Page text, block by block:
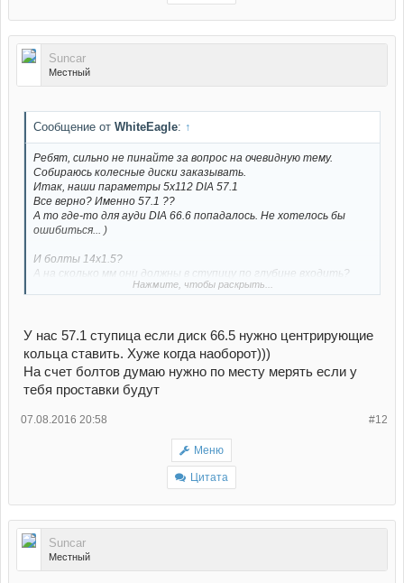
Suncar
Местный
Сообщение от WhiteEagle: ↑
Ребят, сильно не пинайте за вопрос на очевидную тему.
Собираюсь колесные диски заказывать.
Итак, наши параметры 5х112 DIA 57.1
Все верно? Именно 57.1 ??
А то где-то для ауди DIA 66.6 попадалось. Не хотелось бы
ошибиться... )
И болты 14х1.5?
А на сколько мм они должны в ступицу по глубине входить?
Мало плохо будет, слабо... а много тоже перебор, цеплять
Нажмите, чтобы раскрыть...
У нас 57.1 ступица если диск 66.5 нужно центрирующие
кольца ставить. Хуже когда наоборот)))
На счет болтов думаю нужно по месту мерять если у
тебя проставки будут
#12
07.08.2016 20:58
Меню
Цитата
Suncar
Местный